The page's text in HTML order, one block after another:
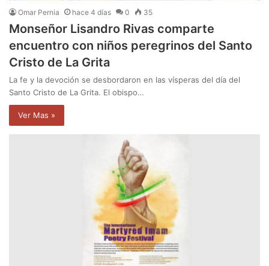
Omar Pernia hace 4 días 0 35
Monseñor Lisandro Rivas comparte
encuentro con niños peregrinos del Santo
Cristo de La Grita
La fe y la devoción se desbordaron en las vísperas del día del
Santo Cristo de La Grita. El obispo…
Ver Mas »